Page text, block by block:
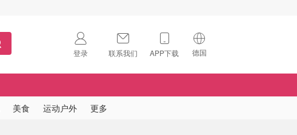
登录 联系我们 APP下载 德国
🇺🇸
美食 运动户外 更多